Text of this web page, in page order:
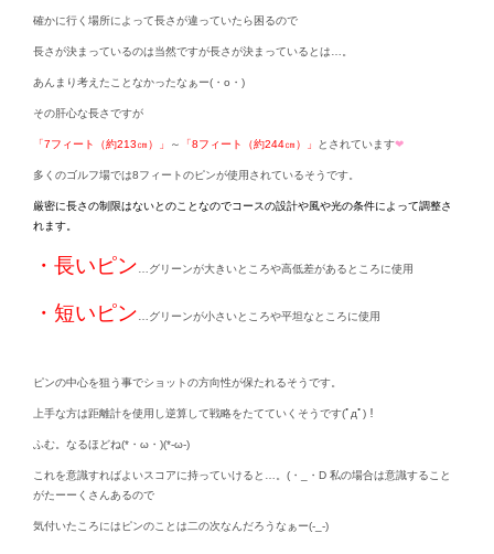
確かに行く場所によって長さが違っていたら困るので
長さが決まっているのは当然ですが長さが決まっているとは…。
あんまり考えたことなかったなぁー(・o・)
その肝心な長さですが
「7フィート（約213㎝）」 ～ 「8フィート（約244㎝）」 とされています❤
多くのゴルフ場では8フィートのピンが使用されているそうです。
厳密に長さの制限はないとのことなのでコースの設計や風や光の条件によって調整さ
れます。
・長いピン …グリーンが大きいところや高低差があるところに使用
・短いピン …グリーンが小さいところや平坦なところに使用
ピンの中心を狙う事でショットの方向性が保たれるそうです。
上手な方は距離計を使用し逆算して戦略をたてていくそうです(ﾟдﾟ)！
ふむ。なるほどね(*・ω・)(*-ω-)
これを意識すればよいスコアに持っていけると…。(・_・D 私の場合は意識すること
がたーーくさんあるので
気付いたころにはピンのことは二の次なんだろうなぁー(-_-)